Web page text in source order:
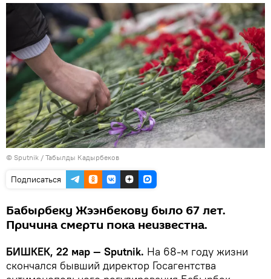
© Sputnik / Табылды Кадырбеков
Подписаться
Бабырбеку Жээнбекову было 67 лет.
Причина смерти пока неизвестна.
БИШКЕК, 22 мар — Sputnik. На 68-м году жизни
скончался бывший директор Госагентства